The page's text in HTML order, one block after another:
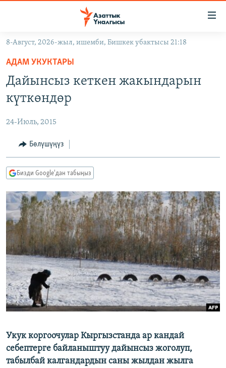
Навигацияга
өтүңүз
Издөөгө
салыңыз
ЭКОНОМИКА
МАДАНИЯТ
ДҮЙНӨ
БОРБОР АЗИЯ
УКРАИНА
АТАЙЫН ИЛИКТӨӨ
ТВ ПРОГРАММАЛАР
ЭКСПЕРТТЕР ТАЛДАЙТ
БИЗ ЖАНА ДҮЙНӨ
ДАНИСТЕ
ЭЖЕ-СИҢДИЛЕР
АЗАТТЫК+
ЫҢГАЙСЫЗ СУРООЛОР
ӨЗГӨЧӨ ПИКИР
Русский
ОНЛАЙН ШЕРИНЕ
ЭЕ/АРнун бардык сайттары
8-Август, 2026-жыл, ишемби, Бишкек убактысы 21:18
АДАМ УКУКТАРЫ
Дайынсыз кеткен жакындарын
күткөндөр
24-Июль, 2015
Бөлүшүңүз
Бизди Google'дан табыңыз
Укук коргоочулар Кыргызстанда ар кандай
себептерге байланыштуу дайынсыз жоголуп,
табылбай калгандардын саны жылдан жылга